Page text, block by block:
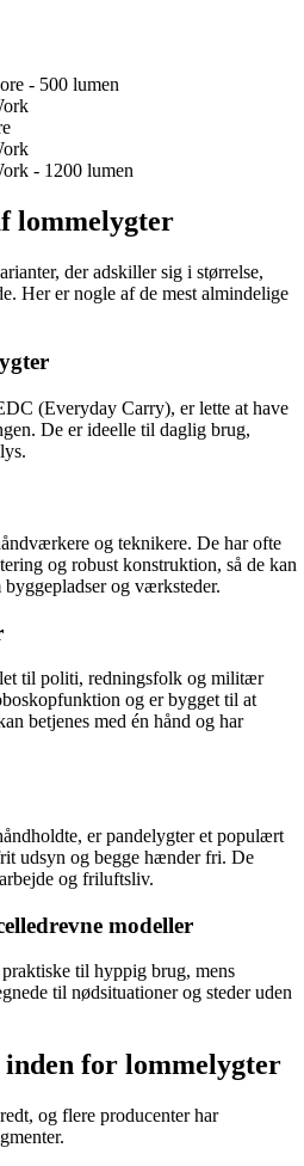
- 500 lumen
- 1200 lumen
lommelygter
der adskiller sig i størrelse,
Her er nogle af de mest almindelige
(Everyday Carry), er lette at have
De er ideelle til daglig brug,
og teknikere. De har ofte
og robust konstruktion, så de kan
og værksteder.
til politi, redningsfolk og militær
og er bygget til at
betjenes med én hånd og har
er pandelygter et populært
udsyn og begge hænder fri. De
og friluftsliv.
modeller
til hyppig brug, mens
til nødsituationer og steder uden
for lommelygter
og flere producenter har